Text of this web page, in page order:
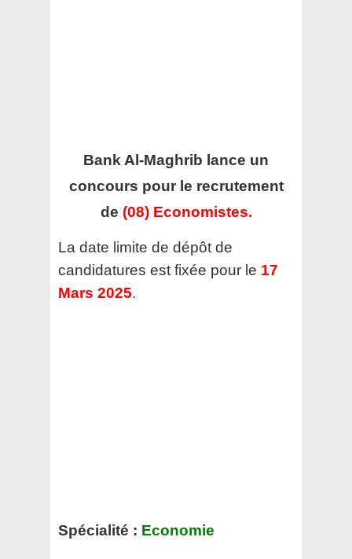
Bank Al-Maghrib lance un
concours pour le recrutement
de (08) Economistes.
La date limite de dépôt de
candidatures est fixée pour le 17
Mars 2025.
Spécialité : Economie